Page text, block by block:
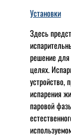
Установки
Здесь
решение
целях.
устройство,
испарения
паровой